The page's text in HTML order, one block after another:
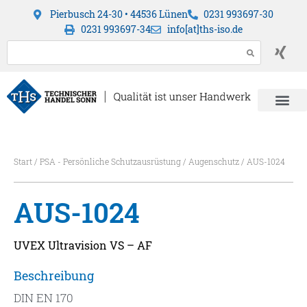
Pierbusch 24-30 • 44536 Lünen
0231 993697-30
0231 993697-34
info[at]ths-iso.de
Start/ PSA - Persönliche Schutzausrüstung/ Augenschutz/ AUS-1024
AUS-1024
UVEX Ultravision VS – AF
Beschreibung
DIN EN 170